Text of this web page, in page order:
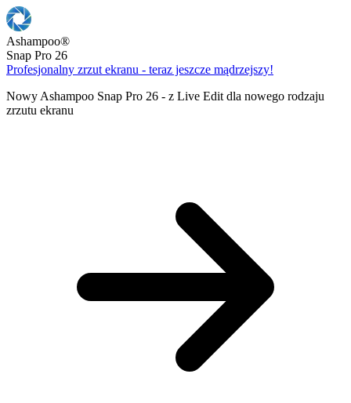
Ashampoo®
Snap Pro 26
Profesjonalny zrzut ekranu - teraz jeszcze mądrzejszy!
Nowy Ashampoo Snap Pro 26 - z Live Edit dla nowego rodzaju
zrzutu ekranu